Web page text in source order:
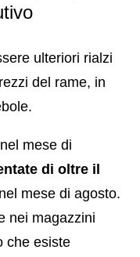
ulteriori rialzi
del rame, in
mese di
di oltre il
mese di agosto.
nei magazzini
che esiste